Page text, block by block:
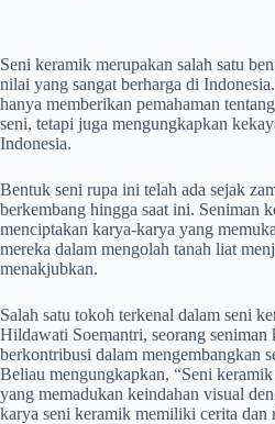
Seni keramik merupakan salah satu
nilai yang sangat berharga di
hanya memberikan pemahaman
seni, tetapi juga mengungkapkan
Indonesia.
Bentuk seni rupa ini telah ada sejak
berkembang hingga saat ini. Seniman
menciptakan karya-karya yang
mereka dalam mengolah tanah liat
menakjubkan.
Salah satu tokoh terkenal dalam seni
Hildawati Soemantri, seorang
berkontribusi dalam mengembangkan
Beliau mengungkapkan, “Seni
yang memadukan keindahan visual
karya seni keramik memiliki cerita dan